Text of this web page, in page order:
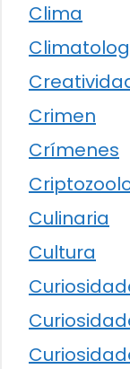
Clima
Crimen
Crímenes
Culinaria
Cultura